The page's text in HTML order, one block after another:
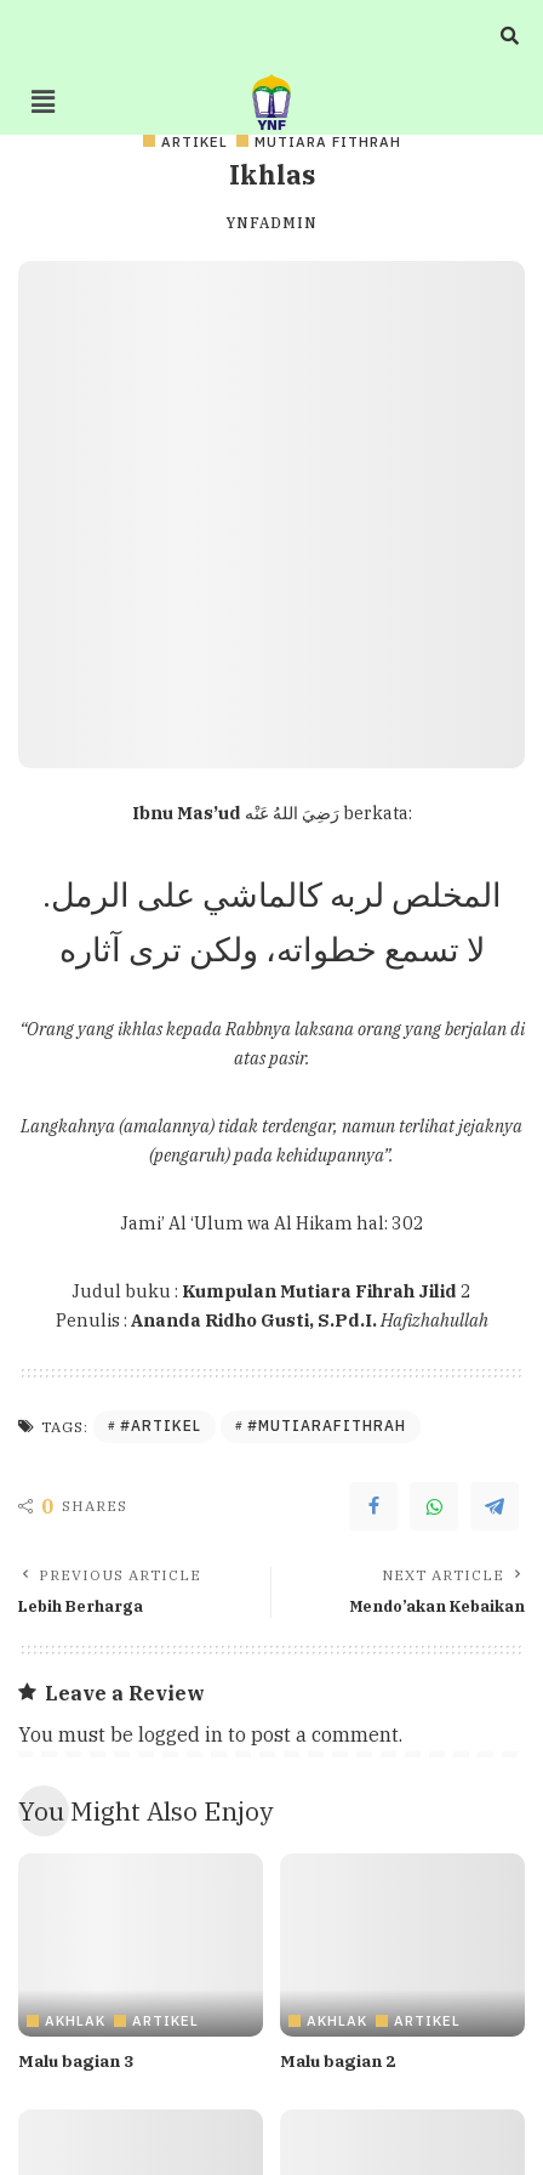
ARTIKEL MUTIARA FITHRAH
Ikhlas
YNFADMIN
Ibnu Mas’ud رَضِيَ اللهُ عَنْه berkata:
المخلص لربه كالماشي على الرمل.
لا تسمع خطواته، ولكن ترى آثاره
“Orang yang ikhlas kepada Rabbnya laksana orang yang berjalan di
atas pasir.
Langkahnya (amalannya) tidak terdengar, namun terlihat jejaknya
(pengaruh) pada kehidupannya”.
Jami’ Al ‘Ulum wa Al Hikam hal: 302
Judul buku : Kumpulan Mutiara Fihrah Jilid 2
Penulis : Ananda Ridho Gusti, S.Pd.I. Hafizhahullah
TAGS: #ARTIKEL #MUTIARAFITHRAH
0 SHARES
PREVIOUS ARTICLE
Lebih Berharga
NEXT ARTICLE
Mendo’akan Kebaikan
Leave a Review
You must be logged in to post a comment.
You Might Also Enjoy
AKHLAK ARTIKEL
Malu bagian 3
AKHLAK ARTIKEL
Malu bagian 2